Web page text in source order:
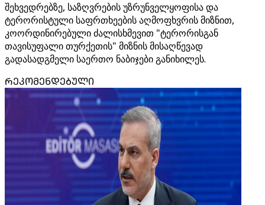
შეხვედრებზე, საზღვრების უზრუნველყოფისა და
ტერორისტული საფრთხეების აღმოფხვრის მიზნით,
კოორდინირებული ძალისხმევით "ტერორისგან
თავისუფალი თურქეთის" მიზნის მისაღწევად
გადასადგმელი საერთო ნაბიჯები განიხილეს.
ᲠᲔᲙᲝᲛᲔᲜᲓᲔᲑᲣᲚᲘ